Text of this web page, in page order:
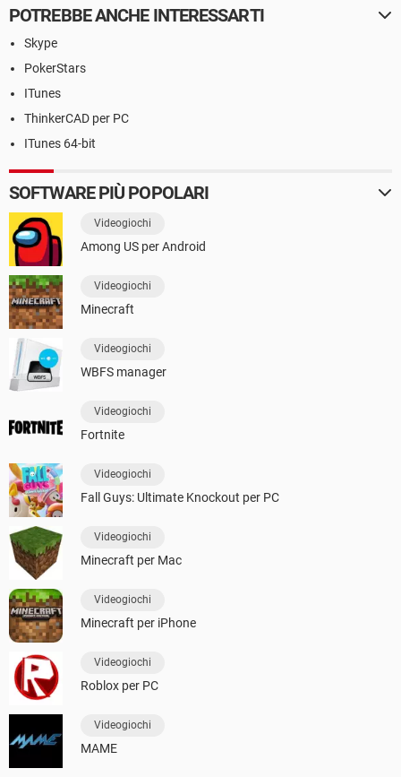
POTREBBE ANCHE INTERESSARTI
Skype
PokerStars
ITunes
ThinkerCAD per PC
ITunes 64-bit
SOFTWARE PIÙ POPOLARI
Videogiochi
Among US per Android
Videogiochi
Minecraft
Videogiochi
WBFS manager
Videogiochi
Fortnite
Videogiochi
Fall Guys: Ultimate Knockout per PC
Videogiochi
Minecraft per Mac
Videogiochi
Minecraft per iPhone
Videogiochi
Roblox per PC
Videogiochi
MAME